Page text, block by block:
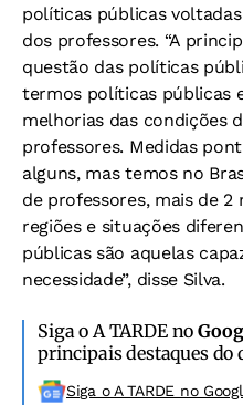
políticas públicas
dos professores. “A
questão das políticas
termos políticas públicas
melhorias das condições
professores. Medidas
alguns, mas temos no
de professores, mais de 2
regiões e situações
públicas são aquelas
necessidade”, disse Silva.
Siga o A TARDE no
principais destaques do
Siga o A TARDE no